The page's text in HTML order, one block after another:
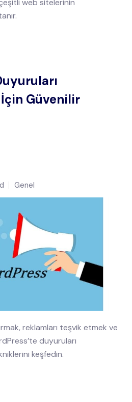
web sitelerinin
Güvenilir
Genel
reklamları teşvik etmek ve
duyuruları
keşfedin.